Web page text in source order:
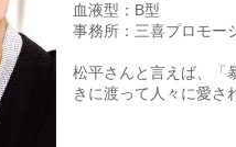
血液型：B型
事務所：三喜プロモー
松平さんと言えば、「
きに渡って人々に愛さ